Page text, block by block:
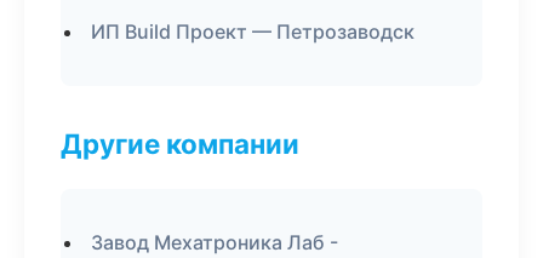
ИП Build Проект — Петрозаводск
Другие компании
Завод Мехатроника Лаб -